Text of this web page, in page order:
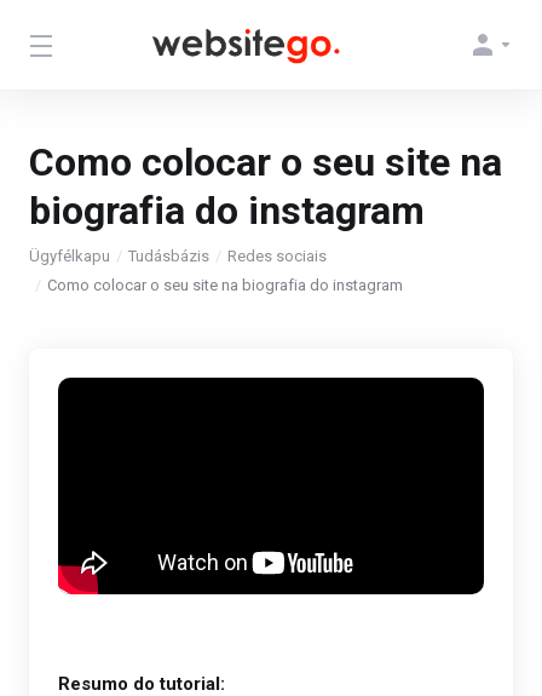
Como colocar o seu site na
biografia do instagram
Ügyfélkapu Tudásbázis
Redes sociais
Como colocar o seu site na biografia do instagram
Resumo do tutorial: